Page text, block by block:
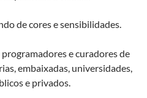
de cores e sensibilidades.
e curadores de
embaixadas, universidades,
e privados.